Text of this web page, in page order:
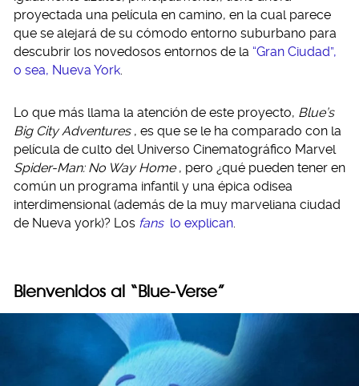
proyectada una película en camino, en la cual parece
que se alejará de su cómodo entorno suburbano para
descubrir los novedosos entornos de la “Gran Ciudad”,
o sea, Nueva York.
Lo que más llama la atención de este proyecto, Blue’s
Big City Adventures , es que se le ha comparado con la
película de culto del Universo Cinematográfico Marvel
Spider-Man: No Way Home , pero ¿qué pueden tener en
común un programa infantil y una épica odisea
interdimensional (además de la muy marveliana ciudad
de Nueva york)? Los fans lo explican.
Bienvenidos al “Blue-Verse”